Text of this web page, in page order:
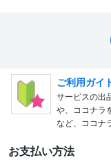
ご利用ガイ
サービスの出
や、ココナラ
など、ココナ
お支払い方法